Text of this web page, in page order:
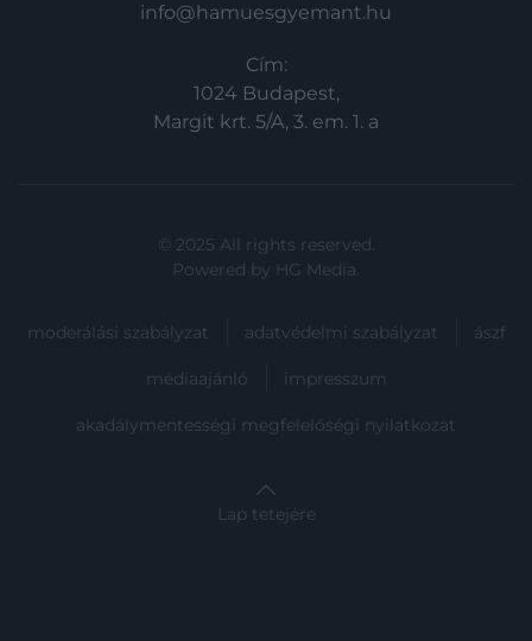
info@hamuesgyemant.hu
Cím:
1024 Budapest,
Margit krt. 5/A, 3. em. 1. a
© 2025 All rights reserved.
Powered by HG Media.
moderálási szabályzat adatvédelmi szabályzat ászf
médiaajánló impresszum
akadálymentességi megfelelőségi nyilatkozat
Lap tetejére